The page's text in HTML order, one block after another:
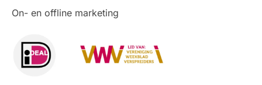
On- en offline marketing